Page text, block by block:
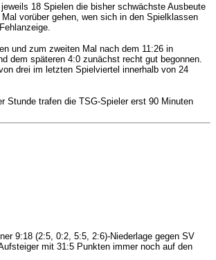
18 Spielen die bisher schwächste Ausbeute
vorüber gehen, wen sich in den Spielklassen
und zum zweiten Mal nach dem 11:26 in
dem späteren 4:0 zunächst recht gut begonnen.
drei im letzten Spielviertel innerhalb von 24
Stunde trafen die TSG-Spieler erst 90 Minuten
9:18 (2:5, 0:2, 5:5, 2:6)-Niederlage gegen SV
mit 31:5 Punkten immer noch auf den